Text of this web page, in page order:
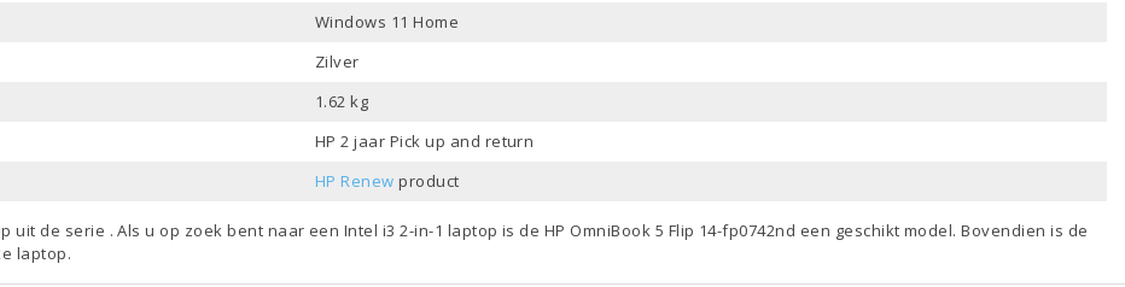
Windows 11 Home
Zilver
1.62 kg
HP 2 jaar Pick up and return
HP Renew product
uit de serie . Als u op zoek bent naar een Intel i3 2-in-1 laptop is de HP OmniBook 5 Flip 14-fp0742nd een geschikt model. Bovendien is de
laptop.